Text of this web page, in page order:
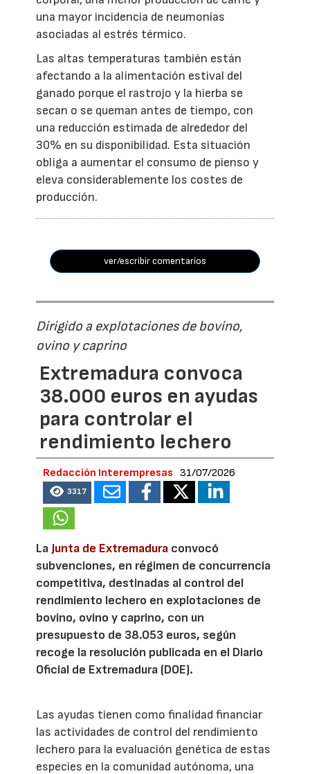
una mayor incidencia de neumonías
asociadas al estrés térmico.
Las altas temperaturas también están
afectando a la alimentación estival del
ganado porque el rastrojo y la hierba se
secan o se queman antes de tiempo, con
una reducción estimada de alrededor del
30% en su disponibilidad. Esta situación
obliga a aumentar el consumo de pienso y
eleva considerablemente los costes de
producción.
ver/escribir comentarios
Dirigido a explotaciones de bovino,
ovino y caprino
Extremadura convoca
38.000 euros en ayudas
para controlar el
rendimiento lechero
Redacción Interempresas 31/07/2026
3317
La Junta de Extremadura convocó
subvenciones, en régimen de concurrencia
competitiva, destinadas al control del
rendimiento lechero en explotaciones de
bovino, ovino y caprino, con un
presupuesto de 38.053 euros, según
recoge la resolución publicada en el Diario
Oficial de Extremadura (DOE).
Las ayudas tienen como finalidad financiar
las actividades de control del rendimiento
lechero para la evaluación genética de estas
especies en la comunidad autónoma, una